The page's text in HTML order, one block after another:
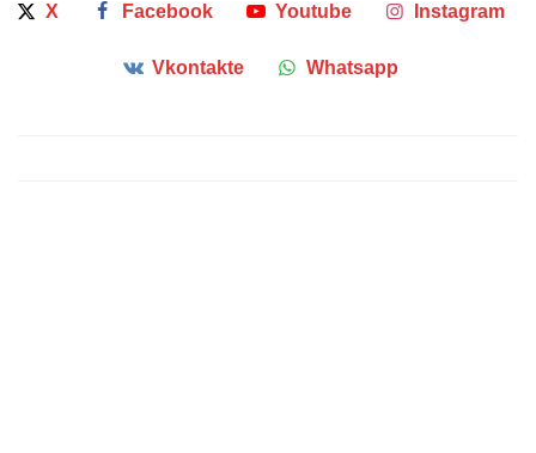
X Facebook Youtube Instagram
Vkontakte Whatsapp